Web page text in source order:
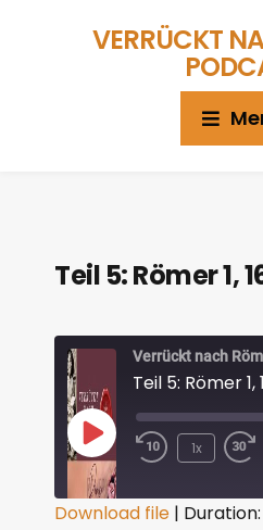
VERRÜCKT
Teil 5: Römer 1,
Verrückt nach
Teil 5: Römer 1,
1x
Download file | Duration: